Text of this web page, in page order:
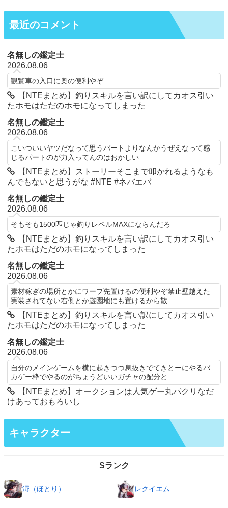
最近のコメント
名無しの鑑定士
2026.08.06
観覧車の入口に奥の便利やぞ
【NTEまとめ】釣りスキルを言い訳にしてカオス引い
たホモはただのホモになってしまった
名無しの鑑定士
2026.08.06
こいついいヤツだなって思うパートよりなんかうぜえなって感
じるパートのが力入ってんのはおかしい
【NTEまとめ】ストーリーそこまで叩かれるようなも
んでもないと思うがな #NTE #ネバエバ
名無しの鑑定士
2026.08.06
そもそも1500匹じゃ釣りレベルMAXにならんだろ
【NTEまとめ】釣りスキルを言い訳にしてカオス引い
たホモはただのホモになってしまった
名無しの鑑定士
2026.08.06
素材稼ぎの場所とかにワープ先置けるの便利やぞ禁止壁越えた
実装されてない右側とか遊園地にも置けるから散...
【NTEまとめ】釣りスキルを言い訳にしてカオス引い
たホモはただのホモになってしまった
名無しの鑑定士
2026.08.06
自分のメインゲームを横に起きつつ息抜きでてきとーにやるバ
カゲー枠でやるのがちょうどいいガチャの配分と...
【NTEまとめ】オークションは人気ゲー丸パクリなだ
けあっておもろいし
キャラクター
Sランク
潯（ほとり） レクイエム